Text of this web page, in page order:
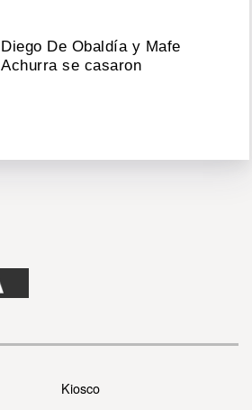
Diego De Obaldía y Mafe
Achurra se casaron
Kiosco